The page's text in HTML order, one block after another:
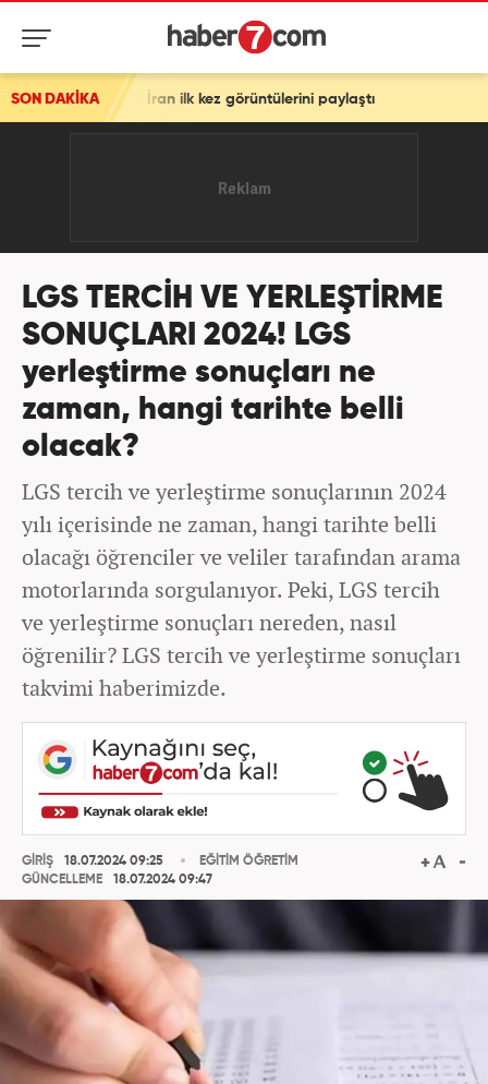
SON DAKİKA
İran ilk kez görüntülerini paylaştı
LGS TERCİH VE YERLEŞTİRME
SONUÇLARI 2024! LGS
yerleştirme sonuçları ne
zaman, hangi tarihte belli
olacak?
LGS tercih ve yerleştirme sonuçlarının 2024
yılı içerisinde ne zaman, hangi tarihte belli
olacağı öğrenciler ve veliler tarafından arama
motorlarında sorgulanıyor. Peki, LGS tercih
ve yerleştirme sonuçları nereden, nasıl
öğrenilir? LGS tercih ve yerleştirme sonuçları
takvimi haberimizde.
GİRİŞ
18.07.2024 09:25
GÜNCELLEME
18.07.2024 09:47
EĞİTİM ÖĞRETİM